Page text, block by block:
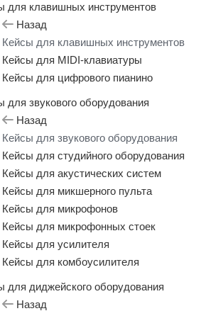
для клавишных инструментов
Назад
Кейсы для клавишных инструментов
Кейсы для MIDI-клавиатуры
Кейсы для цифрового пианино
для звукового оборудования
Назад
Кейсы для звукового оборудования
Кейсы для студийного оборудования
Кейсы для акустических систем
Кейсы для микшерного пульта
Кейсы для микрофонов
Кейсы для микрофонных стоек
Кейсы для усилителя
Кейсы для комбоусилителя
для диджейского оборудования
Назад